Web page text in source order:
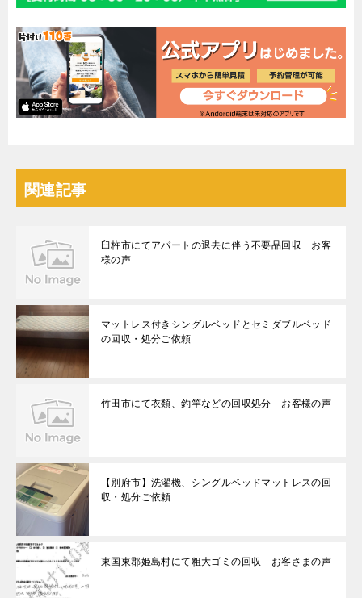
関連記事
臼杵市にてアパートの退去に伴う不要品回収 お客
様の声
マットレス付きシングルベッドとセミダブルベッド
の回収・処分ご依頼
竹田市にて衣類、釣竿などの回収処分 お客様の声
【別府市】洗濯機、シングルベッドマットレスの回
収・処分ご依頼
東国東郡姫島村にて粗大ゴミの回収 お客さまの声